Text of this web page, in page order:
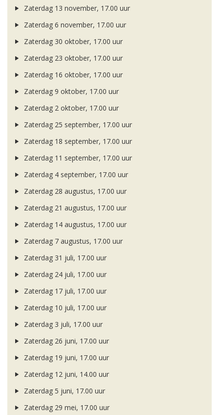
Zaterdag 13 november, 17.00 uur
Zaterdag 6 november, 17.00 uur
Zaterdag 30 oktober, 17.00 uur
Zaterdag 23 oktober, 17.00 uur
Zaterdag 16 oktober, 17.00 uur
Zaterdag 9 oktober, 17.00 uur
Zaterdag 2 oktober, 17.00 uur
Zaterdag 25 september, 17.00 uur
Zaterdag 18 september, 17.00 uur
Zaterdag 11 september, 17.00 uur
Zaterdag 4 september, 17.00 uur
Zaterdag 28 augustus, 17.00 uur
Zaterdag 21 augustus, 17.00 uur
Zaterdag 14 augustus, 17.00 uur
Zaterdag 7 augustus, 17.00 uur
Zaterdag 31 juli, 17.00 uur
Zaterdag 24 juli, 17.00 uur
Zaterdag 17 juli, 17.00 uur
Zaterdag 10 juli, 17.00 uur
Zaterdag 3 juli, 17.00 uur
Zaterdag 26 juni, 17.00 uur
Zaterdag 19 juni, 17.00 uur
Zaterdag 12 juni, 14.00 uur
Zaterdag 5 juni, 17.00 uur
Zaterdag 29 mei, 17.00 uur